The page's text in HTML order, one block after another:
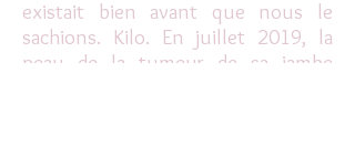
existait bien avant que nous le
sachions. Kilo. En juillet 2019, la
peau de la tumeur de sa jambe